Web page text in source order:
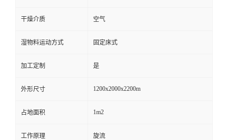
干燥介质 空气
湿物料运动方式 固定床式
加工定制 是
外形尺寸 1200x2000x2200m
占地面积 1m2
工作原理 旋流